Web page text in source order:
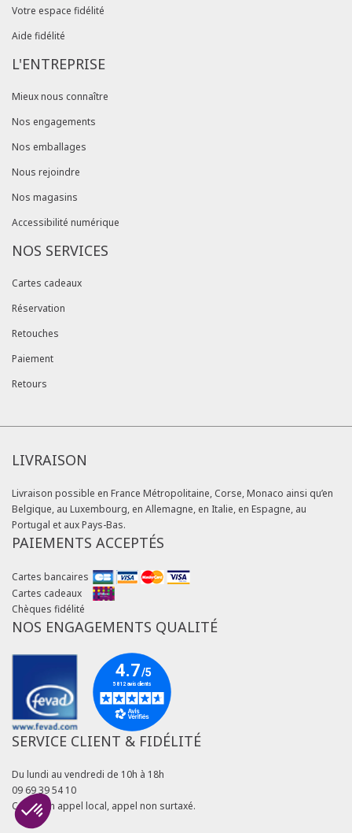
Votre espace fidélité
Aide fidélité
L'ENTREPRISE
Mieux nous connaître
Nos engagements
Nos emballages
Nous rejoindre
Nos magasins
Accessibilité numérique
NOS SERVICES
Cartes cadeaux
Réservation
Retouches
Paiement
Retours
LIVRAISON
Livraison possible en France Métropolitaine, Corse, Monaco ainsi qu’en
Belgique, au Luxembourg, en Allemagne, en Italie, en Espagne, au
Portugal et aux Pays-Bas.
PAIEMENTS ACCEPTÉS
Cartes bancaires
Cartes cadeaux
Chèques fidélité
NOS ENGAGEMENTS QUALITÉ
SERVICE CLIENT & FIDÉLITÉ
Du lundi au vendredi de 10h à 18h
09 69 39 54 10
Coût d'un appel local, appel non surtaxé.